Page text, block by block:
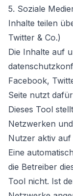
5. Soziale
Inhalte teilen
Twitter & Co.)
Die Inhalte auf
Facebook,
Seite nutzt
Dieses Tool
Netzwerken
Nutzer aktiv auf
Eine
die Betreiber
Tool nicht. Ist